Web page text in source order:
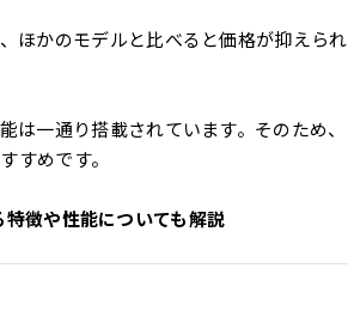
ほかのモデルと比べると価格が抑えられ
一通り搭載されています。そのため、
すめです。
徴や性能についても解説